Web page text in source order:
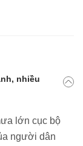
nhiều
lớn cục bộ
người dân